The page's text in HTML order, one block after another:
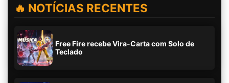
🔥 NOTÍCIAS RECENTES
Free Fire recebe Vira-Carta com Solo de
Teclado